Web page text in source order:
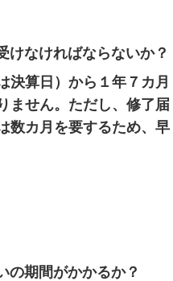
けなければならないか？
決算日）から１年７カ月
せん。ただし、修了届
カ月を要するため、早
の期間がかかるか？